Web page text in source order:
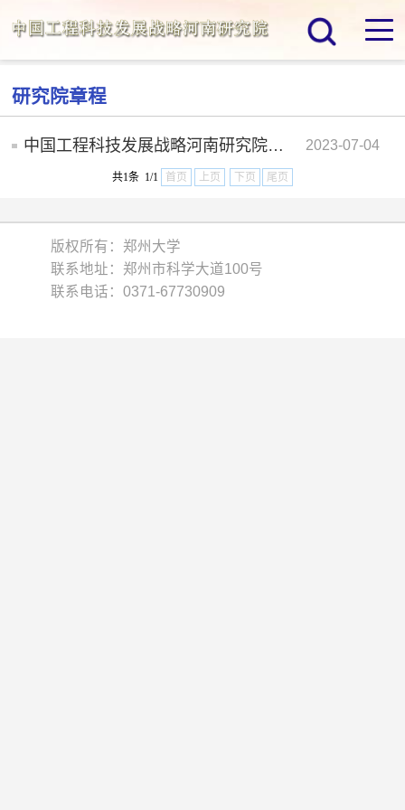
研究院章程
中国工程科技发展战略河南研究院章程 2023-07-04
共1条 1/1 首页 上页 下页 尾页
版权所有：郑州大学
联系地址：郑州市科学大道100号
联系电话：0371-67730909